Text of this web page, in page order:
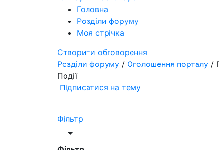
Головна
Розділи форуму
Моя стрічка
Створити обговорення
Розділи форуму / Оголошення порталу /
Події
Підписатися на тему
Фільтр